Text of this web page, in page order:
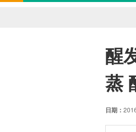
醒
蒸
日期：